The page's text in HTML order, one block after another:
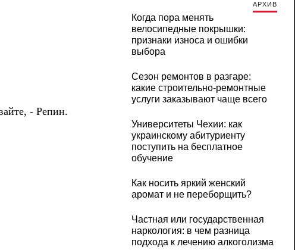
- Репин.
АРХИВ
Когда пора менять
велосипедные покрышки:
признаки износа и ошибки
выбора
Сезон ремонтов в разгаре:
какие строительно-ремонтные
услуги заказывают чаще всего
Университеты Чехии: как
украинскому абитуриенту
поступить на бесплатное
обучение
Как носить яркий женский
аромат и не переборщить?
Частная или государственная
наркология: в чем разница
подхода к лечению алкоголизма